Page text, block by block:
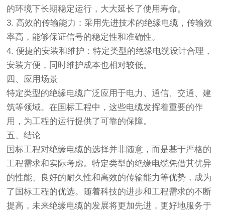
的环境下长期稳定运行，大大延长了使用寿命。
3. 高效的传输能力：采用先进技术的绝缘电缆，传输效
率高，能够保证信号的稳定性和准确性。
4. 便捷的安装和维护：特定类型的绝缘电缆设计合理，
安装方便，同时维护成本也相对较低。
四、应用场景
特定类型的绝缘电缆广泛应用于电力、通信、交通、建
筑等领域。在国标工程中，这些电缆发挥着重要的作
用，为工程的运行提供了可靠的保障。
五、结论
国标工程对绝缘电缆的选择并非随意，而是基于严格的
工程需求和实际考虑。特定类型的绝缘电缆凭借其优异
的性能、良好的耐久性和高效的传输能力等优势，成为
了国标工程的优选。随着科技的进步和工程需求的不断
提高，未来绝缘电缆的发展将更加先进，更好地服务于